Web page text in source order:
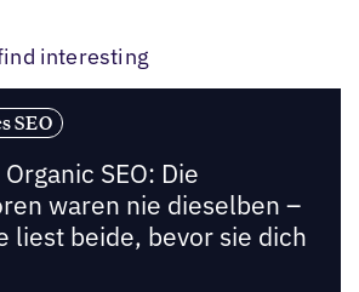
interesting
SEO
SEO: Die
waren nie dieselben –
liest beide, bevor sie dich